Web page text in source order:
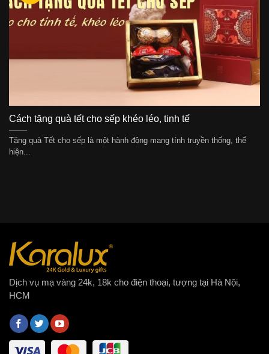
Cách tặng quà tết cho sếp khéo léo, tinh tế
Tặng quà Tết cho sếp là một hành động mang tính truyền thống, thể
hiện...
Dịch vụ mạ vàng 24k, 18k cho điện thoại, tượng tại Hà Nội,
HCM